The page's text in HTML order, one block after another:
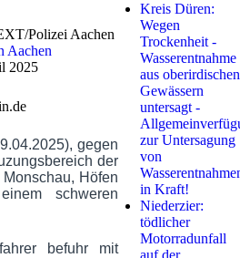
Polizei Aachen
Aachen
2025
gegen
der
Höfen
schweren
befuhr mit
Kreis Düren:
Wegen
Trockenheit -
Wasserentnahme
aus oberirdischen
Gewässern
untersagt -
zur Untersagung
von
in Kraft!
Niederzier:
tödlicher
Motorradunfall
auf der